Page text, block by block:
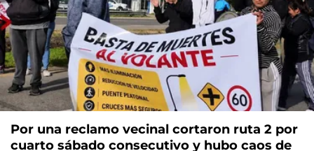
Por una reclamo vecinal cortaron ruta 2 por
cuarto sábado consecutivo y hubo caos de